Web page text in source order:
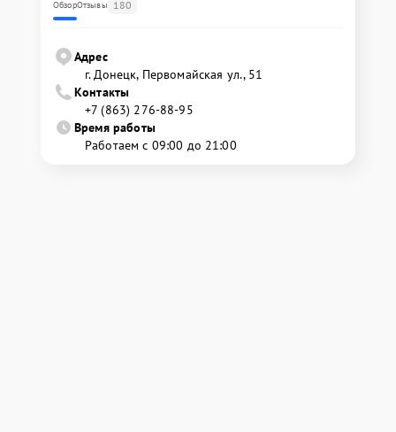
ОбзорОтзывы 180
Адрес
г. Донецк, Первомайская ул., 51
Контакты
+7 (863) 276-88-95
Время работы
Работаем с 09:00 до 21:00